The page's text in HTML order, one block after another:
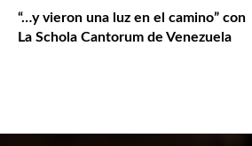
“…y vieron una luz en el camino” con
La Schola Cantorum de Venezuela